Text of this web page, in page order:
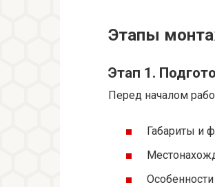
Этапы
Этап 1.
Перед началом
Габариты и